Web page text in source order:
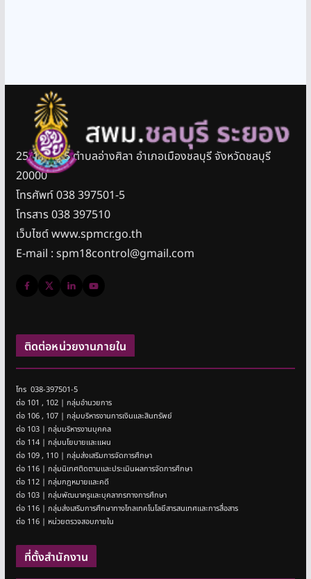
25/11 หมู่ 5 ตำบลอ่างศิลา อำเภอเมืองชลบุรี จังหวัดชลบุรี
20000
โทรศัพท์ 038 397501-5
โทรสาร 038 397510
เว็บไซต์ www.spmcr.go.th
E-mail : spm18control@gmail.com
ติดต่อหน่วยงานภายใน
โทร 038-397501-5
ต่อ 101 , 102 | กลุ่มอำนวยการ
ต่อ 106 , 107 | กลุ่มบริหารงานการเงินและสินทรัพย์
ต่อ 103 | กลุ่มบริหารงานบุคคล
ต่อ 114 | กลุ่มนโยบายและแผน
ต่อ 109 , 110 | กลุ่มส่งเสริมการจัดการศึกษา
ต่อ 116 | กลุ่มนิเทศติดตามและประเมินผลการจัดการศึกษา
ต่อ 112 | กลุ่มกฎหมายและคดี
ต่อ 103 | กลุ่มพัฒนาครูและบุคลากรทางการศึกษา
ต่อ 116 | กลุ่มส่งเสริมการศึกษาทางไกลเทคโนโลยีสารสนเทศและการสื่อสาร
ต่อ 116 | หน่วยตรวจสอบภายใน
ที่ตั้งสำนักงาน